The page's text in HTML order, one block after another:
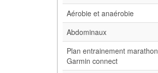
Aérobie et anaérobie
Abdominaux
Plan entrainement marathon
Garmin connect